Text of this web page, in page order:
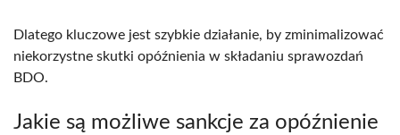
Dlatego kluczowe jest szybkie działanie, by zminimalizować
niekorzystne skutki opóźnienia w składaniu sprawozdań
BDO.
Jakie są możliwe sankcje za opóźnienie